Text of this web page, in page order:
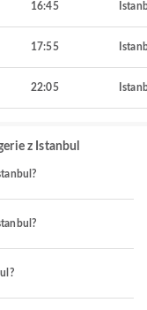
16:45
17:55
22:05
z Istanbul